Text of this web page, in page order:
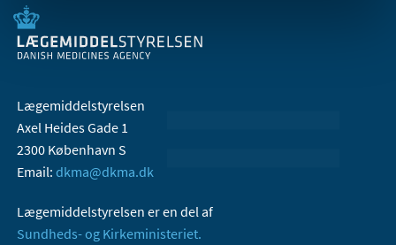
Lægemiddelstyrelsen
Axel Heides Gade 1
2300 København S
Email: dkma@dkma.dk
Lægemiddelstyrelsen er en del af
Sundheds- og Kirkeministeriet.